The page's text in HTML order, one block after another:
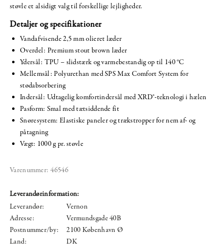
støvle et alsidigt valg til forskellige lejligheder.
Detaljer og specifikationer
Vandafvisende 2,5 mm olieret læder
Overdel: Premium stout brown læder
Ydersål: TPU – slidstærk og varmebestandig op til 140 °C
Mellemsål: Polyurethan med SPS Max Comfort System for
stødabsorbering
Indersål: Udtagelig komfortindersål med XRD®-teknologi i hælen
Pasform: Smal med tætsiddende fit
Snøresystem: Elastiske paneler og trækstropper for nem af- og
påtagning
Vægt: 1000 g pr. støvle
Varenummer: 46546
Leverandørinformation:
Leverandør:
Vernon
Adresse:
Vermundsgade 40B
Postnummer/by:
2100 København Ø
Land:
DK